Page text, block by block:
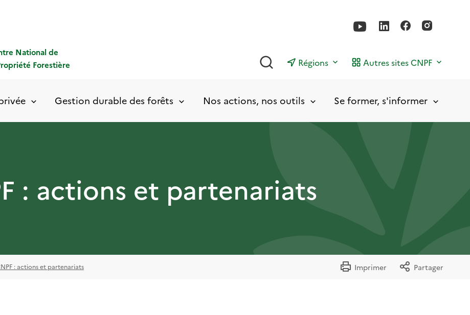
National de
Forestière
Rechercher
Régions Autres sites CNPF
Gestion durable des forêts Nos actions, nos outils Se former, s'informer
: actions et partenariats
: actions et partenariats Imprimer Partager